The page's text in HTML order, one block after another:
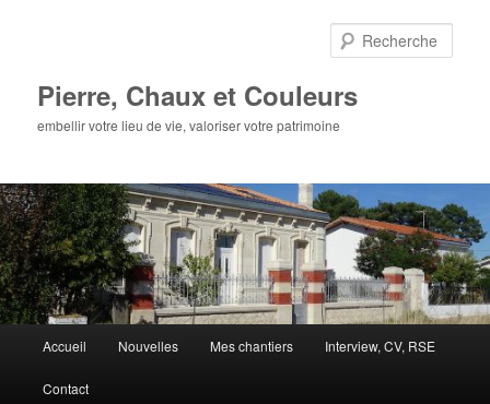
Pierre, Chaux et Couleurs
embellir votre lieu de vie, valoriser votre patrimoine
principal
Accueil Nouvelles Mes chantiers Interview, CV, RSE
Contact